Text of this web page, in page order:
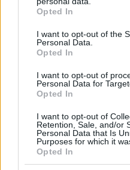
grant or deny consent to
use your data for below
consent section.
Opted In
I want to opt-out of the
Personal Data.
Opted In
I want to opt-out of
Personal Data for
Opted In
I want to opt-out of
Retention, Sale, and/or
Personal Data that Is
Purposes for which it
Opted In
Ειδήσεις σήμερα:
Δεσμεύουν τα
αφήνουν τη σύνταξη
Γιάννης Στάνκογλου:
Χρηστίδου; - Τι απαντά
Ομόνοια: Αυστραλός
τη νύχτα και μένει
δρόμος που έχω